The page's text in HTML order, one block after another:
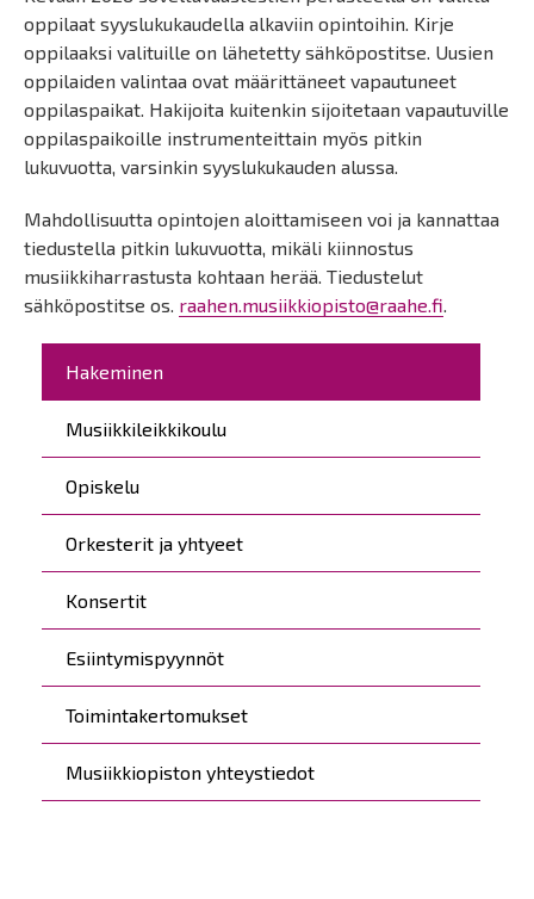
Päävalikko
Hakeminen
Musiikkileikkikoulu
Opiskelu
Orkesterit ja yhtyeet
Konsertit
Esiintymispyynnöt
Toimintakertomukset
Musiikkiopiston yhteystiedot
oppilaat syyslukukaudella alkaviin opintoihin. Kirje
oppilaaksi valituille on lähetetty sähköpostitse. Uusien
oppilaiden valintaa ovat määrittäneet vapautuneet
oppilaspaikat. Hakijoita kuitenkin sijoitetaan vapautuville
oppilaspaikoille instrumenteittain myös pitkin
lukuvuotta, varsinkin syyslukukauden alussa.
Mahdollisuutta opintojen aloittamiseen voi ja kannattaa
tiedustella pitkin lukuvuotta, mikäli kiinnostus
musiikkiharrastusta kohtaan herää. Tiedustelut
sähköpostitse os. raahen.musiikkiopisto@raahe.fi.